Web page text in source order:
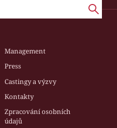
Management
Press
Castingy a výzvy
Kontakty
Zpracování osobních
údajů